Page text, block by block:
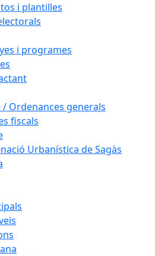
i plantilles
i programes
Ordenances generals
fiscals
Urbanística de Sagàs